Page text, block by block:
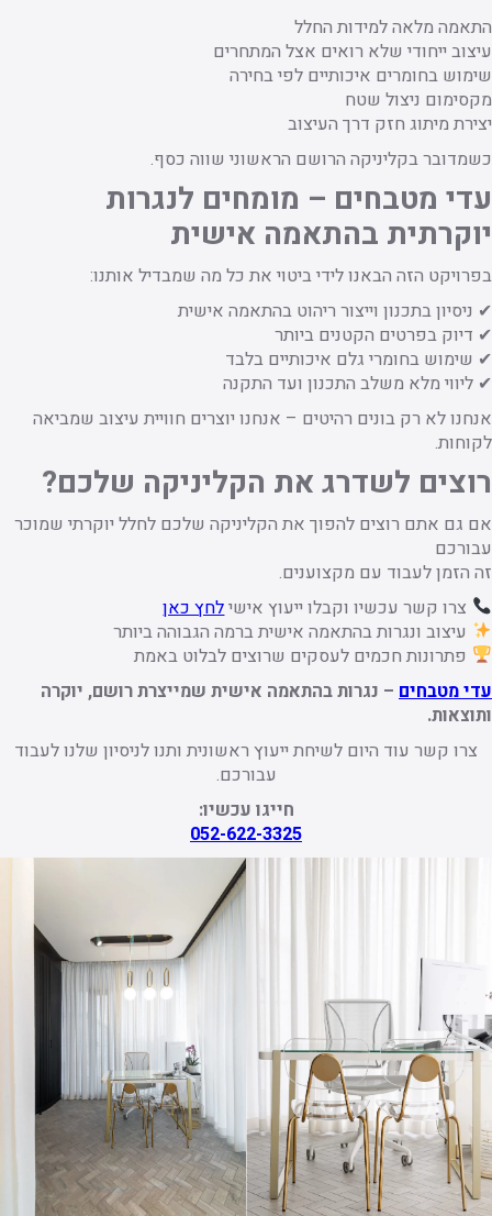
התאמה מלאה למידות החלל
עיצוב ייחודי שלא רואים אצל המתחרים
שימוש בחומרים איכותיים לפי בחירה
מקסימום ניצול שטח
יצירת מיתוג חזק דרך העיצוב
כשמדובר בקליניקה הרושם הראשוני שווה כסף.
עדי מטבחים – מומחים לנגרות
יוקרתית בהתאמה אישית
בפרויקט הזה הבאנו לידי ביטוי את כל מה שמבדיל אותנו:
✔ ניסיון בתכנון וייצור ריהוט בהתאמה אישית
✔ דיוק בפרטים הקטנים ביותר
✔ שימוש בחומרי גלם איכותיים בלבד
✔ ליווי מלא משלב התכנון ועד התקנה
אנחנו לא רק בונים רהיטים – אנחנו יוצרים חוויית עיצוב שמביאה
לקוחות.
רוצים לשדרג את הקליניקה שלכם?
אם גם אתם רוצים להפוך את הקליניקה שלכם לחלל יוקרתי שמוכר
עבורכם
זה הזמן לעבוד עם מקצוענים.
צרו קשר עכשיו וקבלו ייעוץ אישילחץ כאן
עיצוב ונגרות בהתאמה אישית ברמה הגבוהה ביותר
פתרונות חכמים לעסקים שרוצים לבלוט באמת
עדי מטבחים – נגרות בהתאמה אישית שמייצרת רושם, יוקרה
ותוצאות.
צרו קשר עוד היום לשיחת ייעוץ ראשונית ותנו לניסיון שלנו לעבוד
עבורכם.
חייגו עכשיו:
052-622-3325